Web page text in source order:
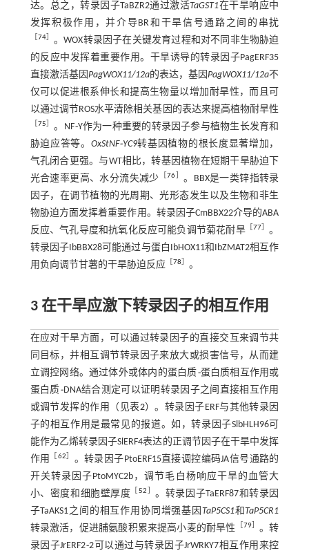
达。总之，转录因子TaBZR2通过激活TaGST1在干旱响应中
发挥积极作用，并介导BR和干旱信号通路之间的串扰
74］ 。WOX转录因子在关键发育过程和对不同非生物胁迫
的反应中发挥着重要作用。干旱诱导的转录因子PagERF35
直接激活基因PagWOX11/12a的表达，基因PagWOX11/12a不
仅可以促进根系伸长和提高生物量以增加耐旱性，而且可
以通过调节ROS水平清除相关基因的表达来提高植物耐旱性
75 。NF⁃Y作为一种重要的转录因子参与植物生长发育和
胁迫应答等。 OxStNF⁃YC9转基因植物的根长度显著增加，
气孔闭合更强。与WT相比，转基因植物在短期干旱胁迫下
光合速率更高、水分流失减少 ［76
。BBX是一类锌指转录
因子，在调节植物的光周期、光形态发生以及生物和非生
物胁迫方面发挥着重要作用。转录因子CmBBX22介导的ABA
反应、气孔导度和抗氧化反应可能负调节菊花耐旱 ［77
。
转录因子IbBBX28可能通过与蛋白IbHOX11和IbZMAT2相互作
用负向调节甘薯的干旱胁迫反应［ 78 。
3 在干旱应激下转录因子的相互作用
在应对干旱方面，可以通过转录因子的直接交互来调节共
同目标，并相互调节转录因子来放大或损害信号，从而建
立调控网络。通过体外或体内的蛋白质⁃蛋白质相互作用或
蛋白质⁃DNA结合测定可以证明转录因子之间直接相互作用
或调节发挥的作用（见表2）。转录因子ERF与其他转录因
子的相互作用是最常见的报道。如，转录因子SlbHLH96可
能作为乙烯转录因子SlERF4表达的正调节因子在干旱中发挥
作用
62
。转录因子PtoERF15直接调控编码JA信号通路的
开关转录因子PtoMYC2b，调节毛白杨响应干旱的血管大
小、密度和细胞壁厚度
［52
。转录因子TaERF87和转录因
子TaAKS1之间的相互作用协同增强基因 TaP5CS1和TaP5CR1
转录激活，促进脯氨酸积累来提高小麦的耐旱性
79］ 。转
录因子JrERF2⁃2可以通过与转录因子JrWRKY7相互作用来控